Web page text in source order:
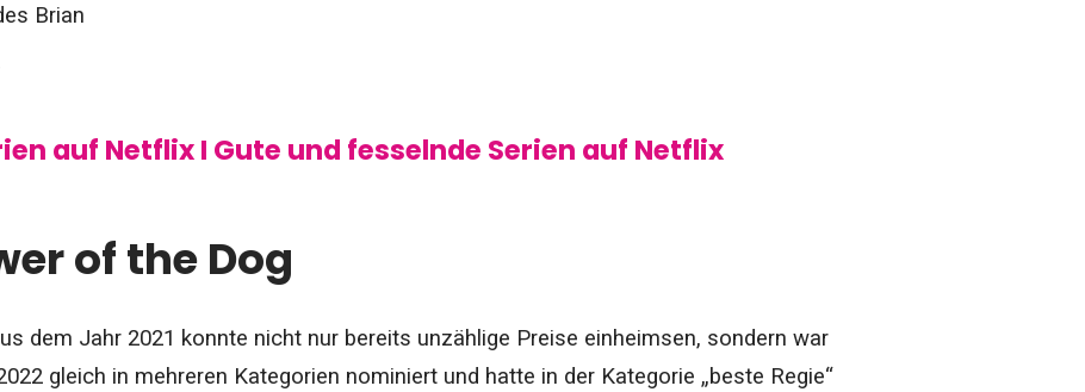
Brian
auf Netflix I Gute und fesselnde Serien auf Netflix
of the Dog
dem Jahr 2021 konnte nicht nur bereits unzählige Preise einheimsen, sondern war
gleich in mehreren Kategorien nominiert und hatte in der Kategorie „beste Regie“